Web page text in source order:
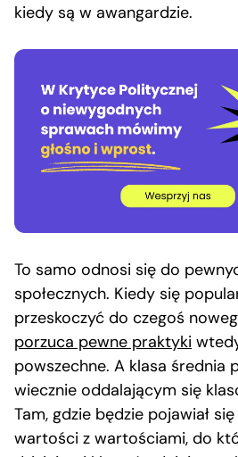
kiedy są w awangardzie.
To samo odnosi się do
społecznych. Kiedy się
przeskoczyć do czegoś
porzuca pewne praktyki
powszechne. A klasa średnia
wiecznie oddalającym się
Tam, gdzie będzie pojawiał
wartości z wartościami, do